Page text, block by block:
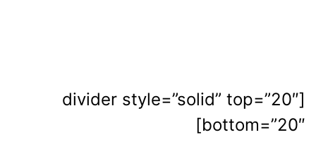
[divider style=”solid” top=”20″
bottom=”20″]